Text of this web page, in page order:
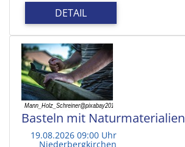
DETAIL
Basteln mit Naturmaterialien
19.08.2026 09:00 Uhr
Niederbergkirchen